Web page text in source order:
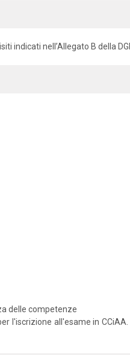
indicati nell’Allegato B della
delle competenze
l'iscrizione all'esame in